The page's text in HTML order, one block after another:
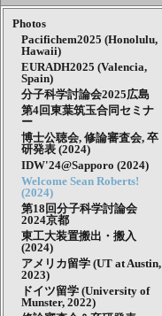
Photos
Pacifichem2025 (Honolulu,
Hawaii)
EURADH2025 (Valencia,
Spain)
分子科学討論会2025広島
第4回東葉筑玉合同セミナ
ー
博士公聴会, 修論審査会, 卒
研発表 (2024)
IDW'24@Sapporo (2024)
Welcome Sean Roberts!
(2024)
第18回分子科学討論会
2024京都
東工大装置搬出・搬入
(2024)
アメリカ留学 (UT at Austin,
2023)
ドイツ留学 (University of
Munster, 2022)